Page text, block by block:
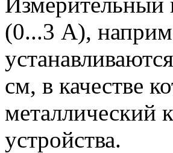
(0...3 А),
см, в качестве
металлический
устройства.